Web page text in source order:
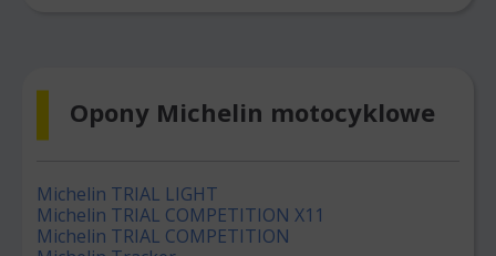
Opony Michelin motocyklowe
Michelin TRIAL LIGHT
Michelin TRIAL COMPETITION X11
Michelin TRIAL COMPETITION